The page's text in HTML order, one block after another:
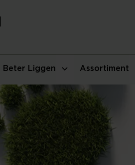
Beter Liggen Assortiment